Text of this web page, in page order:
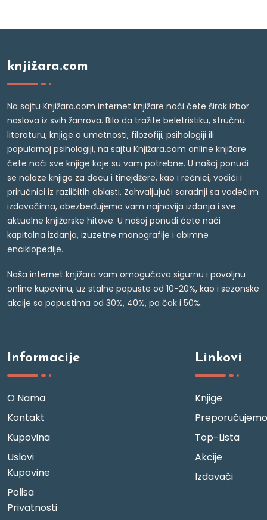
knjižara.com
Na sajtu Knjižara.com internet knjižare naći ćete širok izbor
naslova iz svih žanrova. Bilo da tražite beletristiku, stručnu
literaturu, knjige o umetnosti, filozofiji, psihologiji ili
popularnoj psihologiji, na sajtu Knjižara.com online knjižare
ćete naći sve knjige koje su vam potrebne. U našoj ponudi
se nalaze knjige za decu i tinejdžere, kao i rečnici, vodiči i
priručnici iz različitih oblasti. Zahvaljujući saradnji sa vodećim
izdavačima, obezbeđujemo vam najnovija izdanja i sve
aktuelne knjižarske hitove. U našoj ponudi ćete naći
kapitalna izdanja, izuzetne monografije i obimne
enciklopedije.
Naša internet knjižara vam omogućava sigurnu i povoljnu
online kupovinu, uz stalne popuste od 10-20%, kao i sezonske
akcije sa popustima od 30%, 40%, pa čak i 50%.
Informacije
O Nama
Kontakt
Kupovina
Uslovi
Kupovine
Polisa
Privatnosti
Linkovi
Knjige
Preporučujemo
Top-Lista
Akcije
Izdavači